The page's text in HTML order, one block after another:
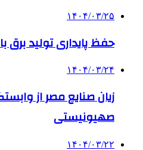
۱۴۰۴/۰۳/۲۵
حفظ پایداری تولید برق
۱۴۰۴/۰۳/۲۴
زیان صنایع مصر از
صهیونیستی
۱۴۰۴/۰۳/۲۲